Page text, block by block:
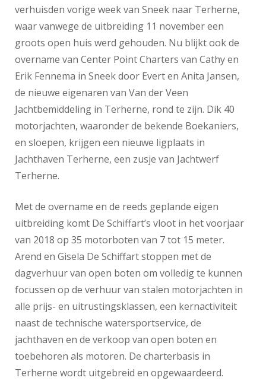
verhuisden vorige week van Sneek naar Terherne,
waar vanwege de uitbreiding 11 november een
groots open huis werd gehouden. Nu blijkt ook de
overname van Center Point Charters van Cathy en
Erik Fennema in Sneek door Evert en Anita Jansen,
de nieuwe eigenaren van Van der Veen
Jachtbemiddeling in Terherne, rond te zijn. Dik 40
motorjachten, waaronder de bekende Boekaniers,
en sloepen, krijgen een nieuwe ligplaats in
Jachthaven Terherne, een zusje van Jachtwerf
Terherne.
Met de overname en de reeds geplande eigen
uitbreiding komt De Schiffart’s vloot in het voorjaar
van 2018 op 35 motorboten van 7 tot 15 meter.
Arend en Gisela De Schiffart stoppen met de
dagverhuur van open boten om volledig te kunnen
focussen op de verhuur van stalen motorjachten in
alle prijs- en uitrustingsklassen, een kernactiviteit
naast de technische watersportservice, de
jachthaven en de verkoop van open boten en
toebehoren als motoren. De charterbasis in
Terherne wordt uitgebreid en opgewaardeerd.